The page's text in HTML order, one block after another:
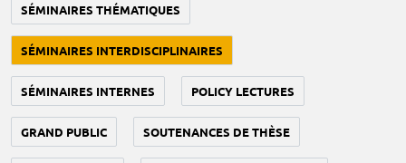
SÉMINAIRES THÉMATIQUES
SÉMINAIRES INTERDISCIPLINAIRES
SÉMINAIRES INTERNES POLICY LECTURES
GRAND PUBLIC SOUTENANCES DE THÈSE